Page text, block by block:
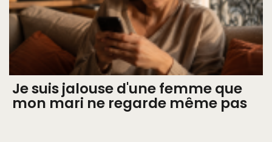
Je suis jalouse d'une femme que
mon mari ne regarde même pas